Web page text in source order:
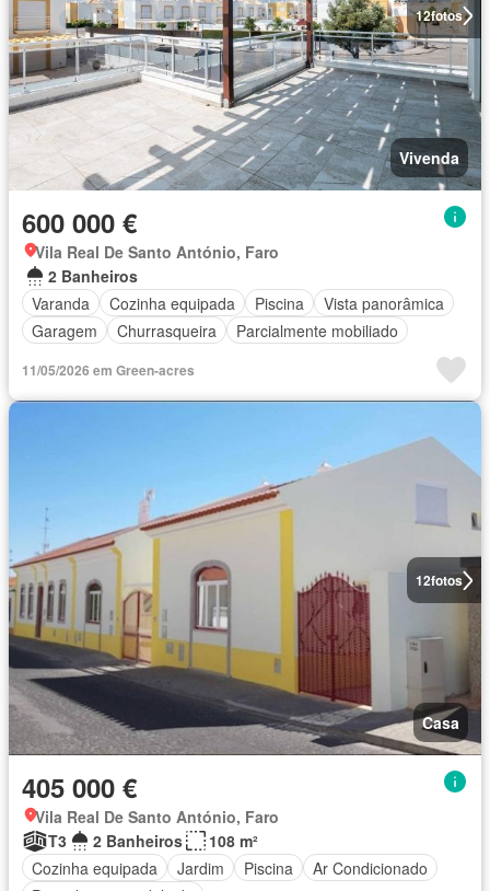
12fotos
Vivenda
600 000 €
Vila Real De Santo António, Faro
2 Banheiros
Varanda
Cozinha equipada Piscina
Vista panorâmica
Garagem
Churrasqueira Parcialmente mobiliado
11/05/2026 em Green-acres
12fotos
Casa
405 000 €
Vila Real De Santo António, Faro
T3
2 Banheiros
108 m²
Cozinha equipada
Jardim Piscina
Ar Condicionado